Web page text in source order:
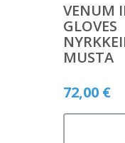
VENUM
GLOVES
MUSTA
72,00 €